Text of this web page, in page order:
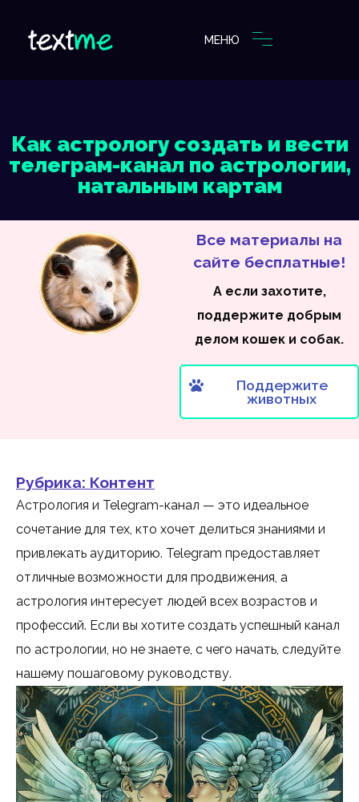
МЕНЮ
Как астрологу создать и вести
телеграм-канал по астрологии,
натальным картам
Все материалы на
сайте бесплатные!
А если захотите,
поддержите добрым
делом кошек и собак.
Поддержите
животных
Рубрика: Контент
Астрология и Telegram-канал — это идеальное
сочетание для тех, кто хочет делиться знаниями и
привлекать аудиторию. Telegram предоставляет
отличные возможности для продвижения, а
астрология интересует людей всех возрастов и
профессий. Если вы хотите создать успешный канал
по астрологии, но не знаете, с чего начать, следуйте
нашему пошаговому руководству.